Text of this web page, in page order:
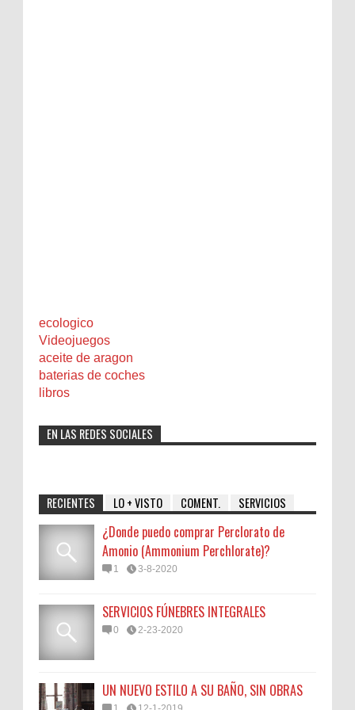
ecologico
Videojuegos
aceite de aragon
baterias de coches
libros
EN LAS REDES SOCIALES
RECIENTES LO + VISTO COMENT. SERVICIOS
¿Donde puedo comprar Perclorato de
Amonio (Ammonium Perchlorate)?
1 3-8-2020
SERVICIOS FÚNEBRES INTEGRALES
0 2-23-2020
UN NUEVO ESTILO A SU BAÑO, SIN OBRAS